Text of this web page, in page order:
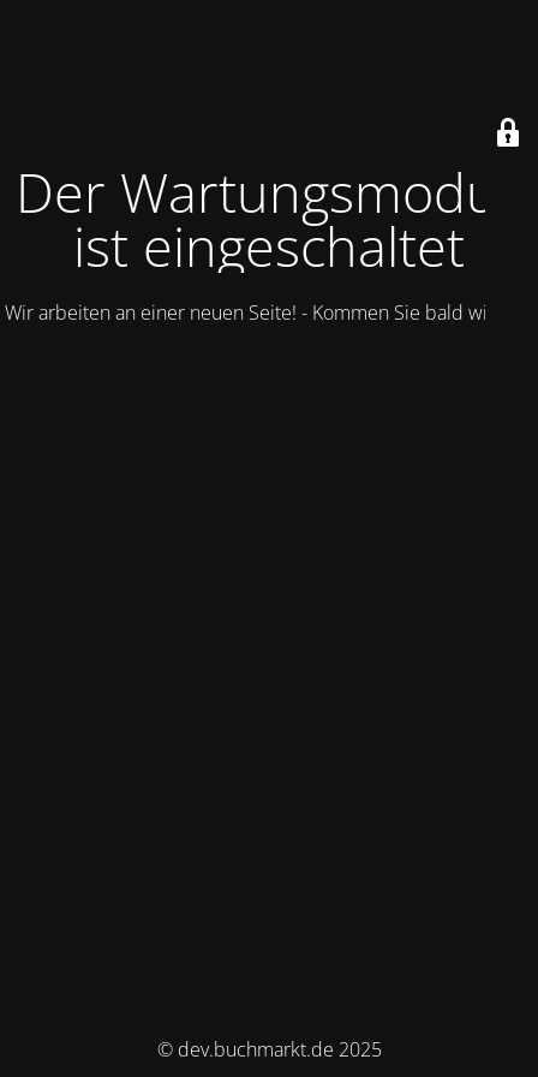
Der Wartungsmodus
ist eingeschaltet
Wir arbeiten an einer neuen Seite! - Kommen Sie bald wieder.
© dev.buchmarkt.de 2025